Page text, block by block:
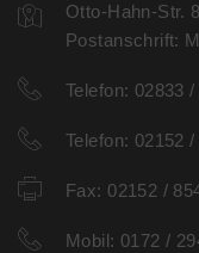
Otto-Hahn-Str.
Postanschrift:
Telefon: 02833
Telefon: 02152 /
Fax: 02152 /
Mobil: 0172 /